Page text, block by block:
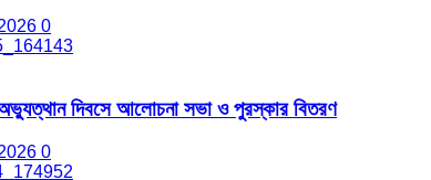
0
দিবসে আলোচনা সভা ও পুরস্কার বিতরণ
0